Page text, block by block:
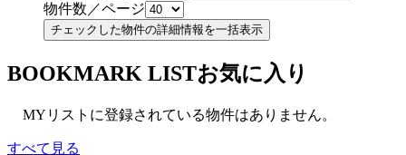
物件数／ページ
BOOKMARK LISTお気に入り
MYリストに登録されている物件はありません。
すべて見る